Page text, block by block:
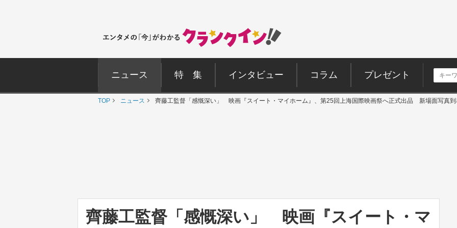
ニュース 特 集 インタビュー コラム プレゼント
TOP ニュース 齊藤工監督「感慨深い」 映画『スイート・マイホーム』、第25回上海国際映画祭へ正式出品 新場面写真到
齊藤工監督「感慨深い」 映画『スイート・マ